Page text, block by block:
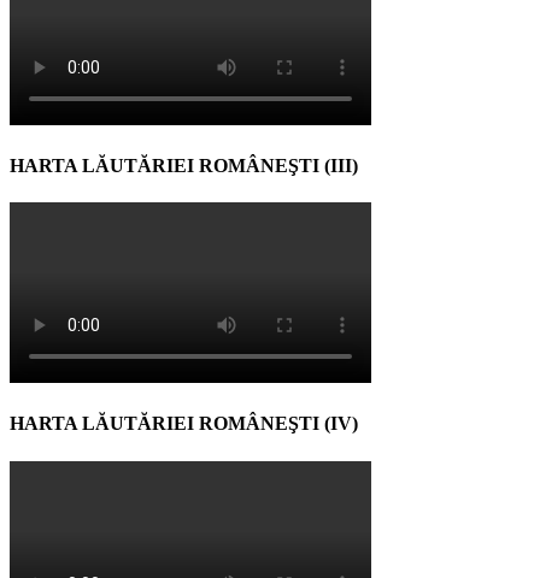
HARTA LĂUTĂRIEI ROMÂNEŞTI (III)
HARTA LĂUTĂRIEI ROMÂNEŞTI (IV)